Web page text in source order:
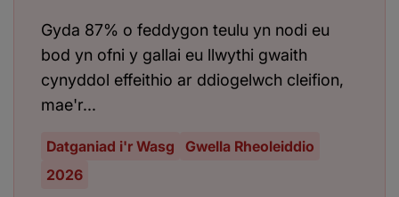
Gyda 87% o feddygon teulu yn nodi eu
bod yn ofni y gallai eu llwythi gwaith
cynyddol effeithio ar ddiogelwch cleifion,
mae'r...
Datganiad i'r Wasg
Gwella Rheoleiddio
2026